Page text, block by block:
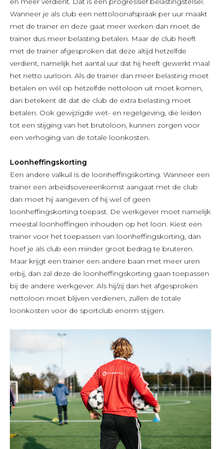
Wanneer je als club een nettoloonafspraak per uur maakt
met de trainer en deze gaat meer werken dan moet de
trainer dus meer belasting betalen. Maar de club heeft
met de trainer afgesproken dat deze altijd hetzelfde
verdient, namelijk het aantal uur dat hij heeft gewerkt maal
het netto uurloon. Als de trainer dan meer belasting moet
betalen en wél op hetzelfde nettoloon uit moet komen,
dan betekent dit dat de club de extra belasting moet
betalen. Ook gewijzigde wet- en regelgeving, die leiden
tot een stijging van het brutoloon, kunnen zorgen voor
een verhoging van de totale loonkosten.
Loonheffingskorting
Een andere valkuil is de loonheffingskorting. Wanneer een
trainer een arbeidsovereenkomst aangaat met de club
dan moet hij aangeven of hij wel of geen
loonheffingskorting toepast. De werkgever moet namelijk
meestal loonheffingen inhouden op het loon. Kiest een
trainer voor het toepassen van loonheffingskorting, dan
hoef je als club een minder groot bedrag te bruteren.
Maar krijgt een trainer een andere baan met meer uren
erbij, dan zal deze de loonheffingskorting gaan toepassen
bij de andere werkgever. Als hij/zij dan het afgesproken
nettoloon moet blijven verdienen, zullen de totale
loonkosten voor de sportclub enorm stijgen.